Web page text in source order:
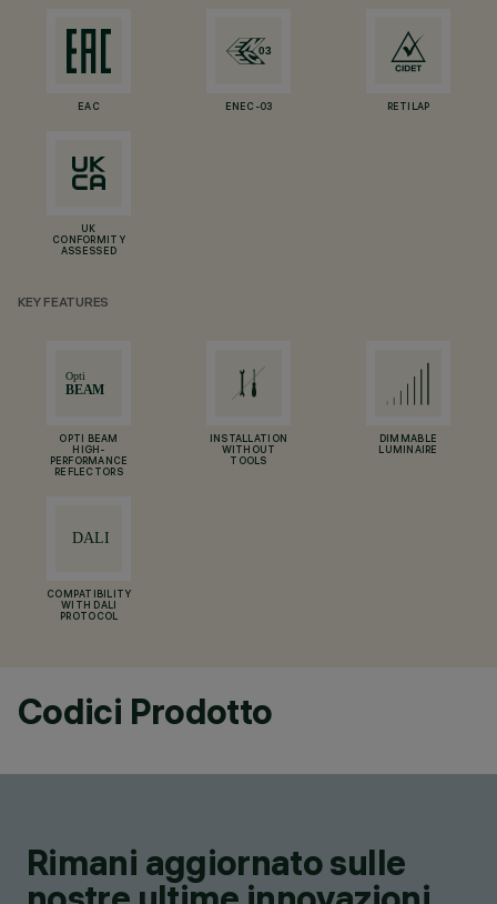
EAC ENEC-03 RETILAP
UK
CONFORMITY
ASSESSED
KEY FEATURES
OPTI BEAM
HIGH-
PERFORMANCE
REFLECTORS
INSTALLATION
WITHOUT
TOOLS
DIMMABLE
LUMINAIRE
COMPATIBILITY
WITH DALI
PROTOCOL
Codici Prodotto
Rimani aggiornato sulle